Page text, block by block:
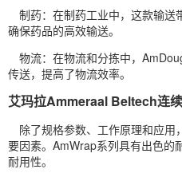
制药：在制药工业中，这款输送
确保药品的高效输送。
物流：在物流和分拣中，
传送，提高了物流效率。
艾玛拉Ammeraal Beltech连
除了规格参数、工作原理和应
要因素。AmWrap系列具有出色的
耐用性。